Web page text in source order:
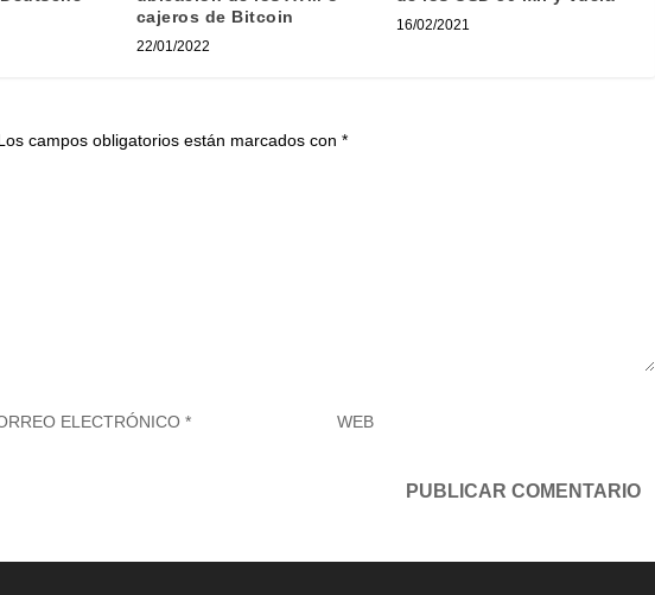
cajeros de Bitcoin
22/01/2022
16/02/2021
campos obligatorios están marcados con*